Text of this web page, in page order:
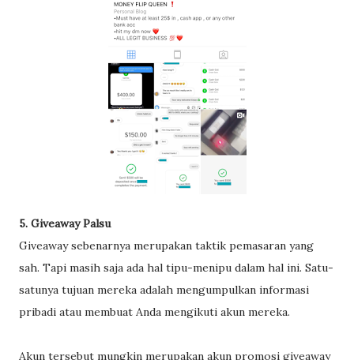
5. Giveaway Palsu
Giveaway sebenarnya merupakan taktik pemasaran yang
sah. Tapi masih saja ada hal tipu-menipu dalam hal ini. Satu-
satunya tujuan mereka adalah mengumpulkan informasi
pribadi atau membuat Anda mengikuti akun mereka.
Akun tersebut mungkin merupakan akun promosi giveaway